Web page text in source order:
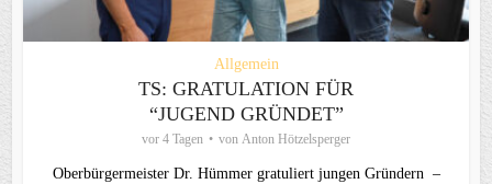
Allgemein
TS: GRATULATION FÜR
“JUGEND GRÜNDET”
vor 4 Tagen von Anton Hötzelsperger
Oberbürgermeister Dr. Hümmer gratuliert jungen Gründern –